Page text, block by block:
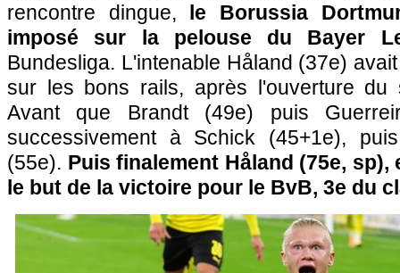
rencontre dingue, le Borussia
imposé sur la pelouse du Bayer
Bundesliga. L'intenable Håland (37e)
sur les bons rails, après l'ouverture du
Avant que Brandt (49e) puis
successivement à Schick (45+1e),
(55e). Puis finalement Håland (75e, sp),
le but de la victoire pour le BvB, 3e du